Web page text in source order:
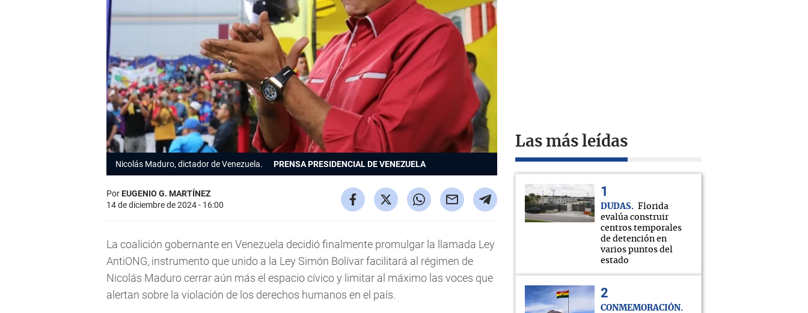
Nicolás Maduro, dictador de Venezuela. PRENSA PRESIDENCIAL DE VENEZUELA
PorEUGENIO G. MARTÍNEZ
14 de diciembre de 2024 - 16:00
La coalición gobernante en Venezuela decidió finalmente promulgar la llamada Ley
AntiONG, instrumento que unido a la Ley Simón Bolívar facilitará al régimen de
Nicolás Maduro cerrar aún más el espacio cívico y limitar al máximo las voces que
alertan sobre la violación de los derechos humanos en el país.
Las más leídas
DUDAS
Florida
evalúa construir
centros temporales
de detención en
varios puntos del
estado
CONMEMORACIÓN